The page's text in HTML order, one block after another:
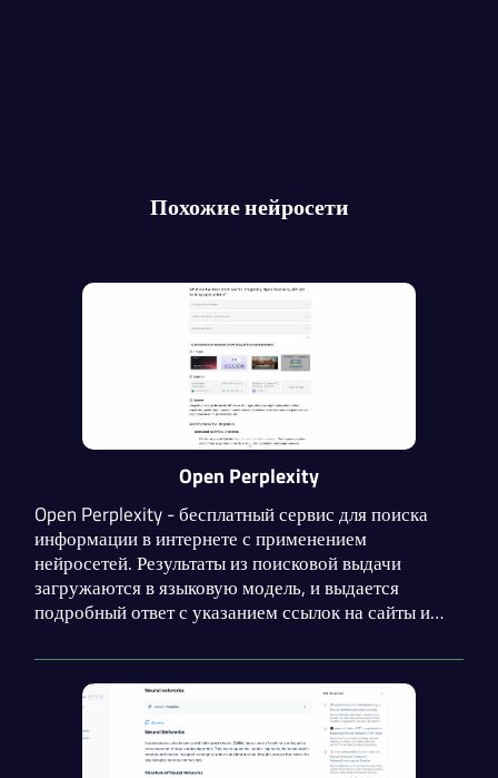
Похожие нейросети
Open Perplexity
Open Perplexity - бесплатный сервис для поиска
информации в интернете с применением
нейросетей. Результаты из поисковой выдачи
загружаются в языковую модель, и выдается
подробный ответ с указанием ссылок на сайты и
появление бага, связанного с бесконечным
уточнением запроса со стороны сервиса.